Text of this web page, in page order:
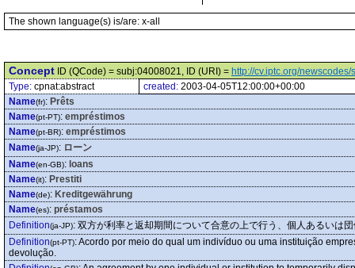
The shown language(s) is/are: x-all
Concept ID (QCode) = subj:04008021, ID (URI) = http://cv.iptc.org/
Type: cpnat:abstract created: 2003-04-05T12:00:00+00:00
Name(fr): Prêts
Name(pt-PT): empréstimos
Name(pt-BR): empréstimos
Name(ja-JP): ローン
Name(en-GB): loans
Name(it): Prestiti
Name(de): Kreditgewährung
Name(es): préstamos
Definition(ja-JP): 双方が利率と返却期間について合意の上で行う、個人あるいは
Definition(pt-PT):Acordo por meio do qual um indivíduo ou uma instituição
devolução.